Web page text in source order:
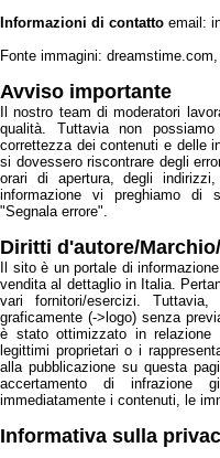
Informazioni di contatto email:
Fonte immagini:
Avviso importante
Il nostro team di moderatori
qualità. Tuttavia non
correttezza dei contenuti e delle
si dovessero riscontrare degli
orari di apertura, degli
informazione vi preghiamo di
"Segnala errore".
Diritti d'autore/
Il sito è un portale di
vendita al dettaglio in Italia.
vari fornitori/esercizi.
graficamente (->logo) senza
è stato ottimizzato in relazione
legittimi proprietari o i
alla pubblicazione su questa
accertamento di infrazione
immediatamente i contenuti, le
Informativa sulla